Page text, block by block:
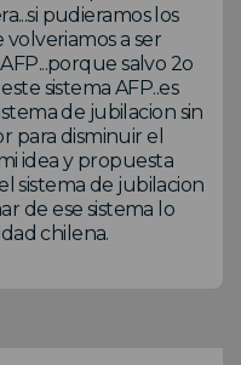
pudieramos los
a ser
salvo 2o
sistema AFP..es
de jubilacion sin
para disminuir el
idea y propuesta
sistema de jubilacion
de ese sistema lo
chilena.